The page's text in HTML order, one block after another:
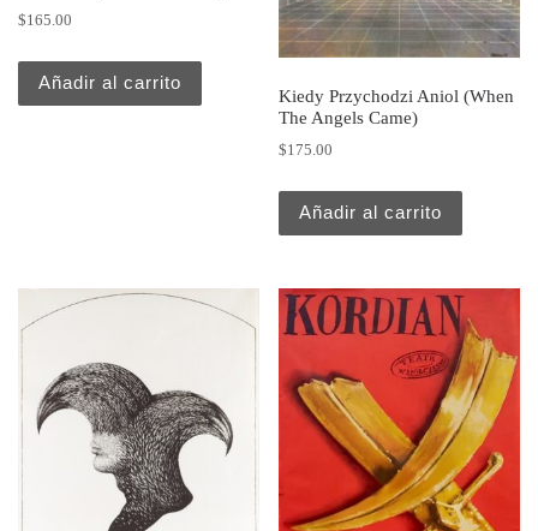
$165.00
Añadir al carrito
Kiedy Przychodzi Aniol (When
The Angels Came)
$175.00
Añadir al carrito